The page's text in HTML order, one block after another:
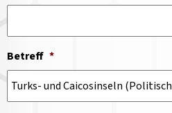
Betreff *